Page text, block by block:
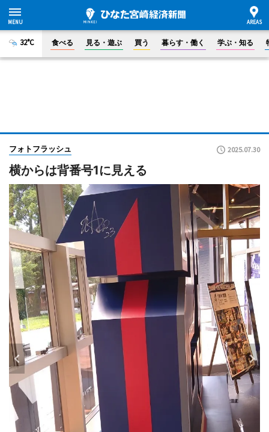
32°C 食べる 見る・遊ぶ 買う 暮らす・働く 学ぶ・知る
フォトフラッシュ 2025.07.30
横からは背番号1に見える